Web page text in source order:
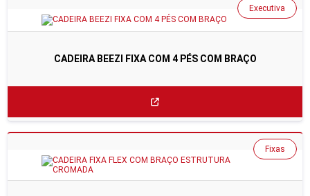
CADEIRA BEEZI FIXA COM 4 PÉS COM BRAÇO
Executiva
Fixas